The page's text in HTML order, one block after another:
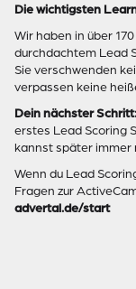
Die wichtigsten
Wir haben in über
durchdachtem Lead
Sie verschwenden
verpassen keine
Dein nächster
erstes Lead Scoring
kannst später immer
Wenn du Lead
Fragen zur
advertal.de/start